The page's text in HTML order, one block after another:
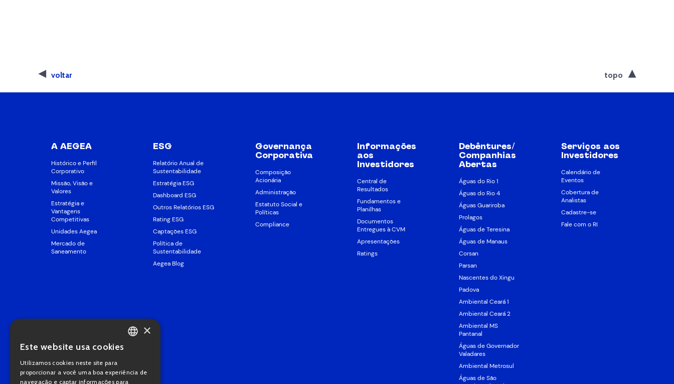
voltar topo
A AEGEA
Histórico e Perfil
Corporativo
Missão, Visão e
Valores
Estratégia e
Vantagens
Competitivas
Unidades Aegea
Mercado de
Saneamento
ESG
Relatório Anual de
Sustentabilidade
Estratégia ESG
Dashboard ESG
Outros Relatórios ESG
Rating ESG
Captações ESG
Política de
Sustentabilidade
Aegea Blog
Governança
Corporativa
Composição
Acionária
Administração
Estatuto Social e
Políticas
Compliance
Informações
aos
Investidores
Central de
Resultados
Fundamentos e
Planilhas
Documentos
Entregues à CVM
Apresentações
Ratings
Debêntures/
Companhias
Abertas
Águas do Rio 1
Águas do Rio 4
Águas Guariroba
Prolagos
Águas de Teresina
Águas de Manaus
Corsan
Parsan
Nascentes do Xingu
Padova
Ambiental Ceará 1
Ambiental Ceará 2
Ambiental MS
Pantanal
Águas de Governador
Valadares
Ambiental Metrosul
Águas de São
Serviços aos
Investidores
Calendário de
Eventos
Cobertura de
Analistas
Cadastre-se
Fale com o RI
PORTUGUESE
×
Este website usa cookies
Utilizamos cookies neste site para
proporcionar a você uma boa experiência de
navegação e captar informações para